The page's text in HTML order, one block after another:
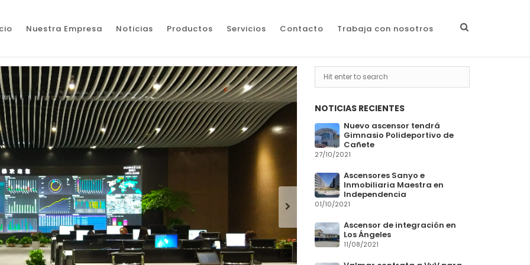
Nuestra Empresa Noticias Productos Servicios Contacto Trabaja con nosotros
NOTICIAS RECIENTES
Nuevo ascensor tendrá
Gimnasio Polideportivo de
Cañete
27/10/2021
Ascensores Sanyo e
Inmobiliaria Maestra en
Independencia
01/10/2021
Ascensor de integración en
Los Ángeles
11/08/2021